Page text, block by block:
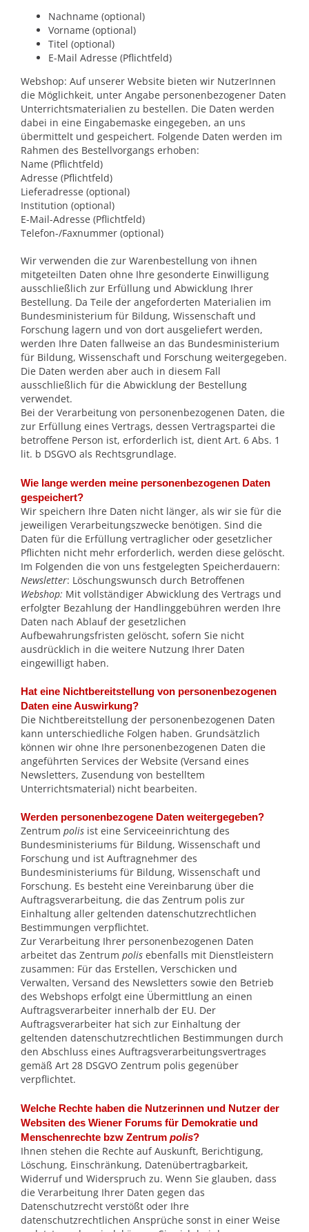
Nachname (optional)
Vorname (optional)
Titel (optional)
E-Mail Adresse (Pflichtfeld)
Webshop: Auf unserer Website bieten wir NutzerInnen
die Möglichkeit, unter Angabe personenbezogener Daten
Unterrichtsmaterialien zu bestellen. Die Daten werden
dabei in eine Eingabemaske eingegeben, an uns
übermittelt und gespeichert. Folgende Daten werden im
Rahmen des Bestellvorgangs erhoben:
Name (Pflichtfeld)
Adresse (Pflichtfeld)
Lieferadresse (optional)
Institution (optional)
E-Mail-Adresse (Pflichtfeld)
Telefon-/Faxnummer (optional)
Wir verwenden die zur Warenbestellung von ihnen
mitgeteilten Daten ohne Ihre gesonderte Einwilligung
ausschließlich zur Erfüllung und Abwicklung Ihrer
Bestellung. Da Teile der angeforderten Materialien im
Bundesministerium für Bildung, Wissenschaft und
Forschung lagern und von dort ausgeliefert werden,
werden Ihre Daten fallweise an das Bundesministerium
für Bildung, Wissenschaft und Forschung weitergegeben.
Die Daten werden aber auch in diesem Fall
ausschließlich für die Abwicklung der Bestellung
verwendet.
Bei der Verarbeitung von personenbezogenen Daten, die
zur Erfüllung eines Vertrags, dessen Vertragspartei die
betroffene Person ist, erforderlich ist, dient Art. 6 Abs. 1
lit. b DSGVO als Rechtsgrundlage.
Wie lange werden meine personenbezogenen Daten
gespeichert?
Wir speichern Ihre Daten nicht länger, als wir sie für die
jeweiligen Verarbeitungszwecke benötigen. Sind die
Daten für die Erfüllung vertraglicher oder gesetzlicher
Pflichten nicht mehr erforderlich, werden diese gelöscht.
Im Folgenden die von uns festgelegten Speicherdauern:
Newsletter: Löschungswunsch durch Betroffenen
Webshop: Mit vollständiger Abwicklung des Vertrags und
erfolgter Bezahlung der Handlinggebühren werden Ihre
Daten nach Ablauf der gesetzlichen
Aufbewahrungsfristen gelöscht, sofern Sie nicht
ausdrücklich in die weitere Nutzung Ihrer Daten
eingewilligt haben.
Hat eine Nichtbereitstellung von personenbezogenen
Daten eine Auswirkung?
Die Nichtbereitstellung der personenbezogenen Daten
kann unterschiedliche Folgen haben. Grundsätzlich
können wir ohne Ihre personenbezogenen Daten die
angeführten Services der Website (Versand eines
Newsletters, Zusendung von bestelltem
Unterrichtsmaterial) nicht bearbeiten.
Werden personenbezogene Daten weitergegeben?
Zentrum polis ist eine Serviceeinrichtung des
Bundesministeriums für Bildung, Wissenschaft und
Forschung und ist Auftragnehmer des
Bundesministeriums für Bildung, Wissenschaft und
Forschung. Es besteht eine Vereinbarung über die
Auftragsverarbeitung, die das Zentrum polis zur
Einhaltung aller geltenden datenschutzrechtlichen
Bestimmungen verpflichtet.
Zur Verarbeitung Ihrer personenbezogenen Daten
arbeitet das Zentrum polis ebenfalls mit Dienstleistern
zusammen: Für das Erstellen, Verschicken und
Verwalten, Versand des Newsletters sowie den Betrieb
des Webshops erfolgt eine Übermittlung an einen
Auftragsverarbeiter innerhalb der EU. Der
Auftragsverarbeiter hat sich zur Einhaltung der
geltenden datenschutzrechtlichen Bestimmungen durch
den Abschluss eines Auftragsverarbeitungsvertrages
gemäß Art 28 DSGVO Zentrum polis gegenüber
verpflichtet.
Welche Rechte haben die Nutzerinnen und Nutzer der
Websiten des Wiener Forums für Demokratie und
Menschenrechte bzw Zentrum polis?
Ihnen stehen die Rechte auf Auskunft, Berichtigung,
Löschung, Einschränkung, Datenübertragbarkeit,
Widerruf und Widerspruch zu. Wenn Sie glauben, dass
die Verarbeitung Ihrer Daten gegen das
Datenschutzrecht verstößt oder Ihre
datenschutzrechtlichen Ansprüche sonst in einer Weise